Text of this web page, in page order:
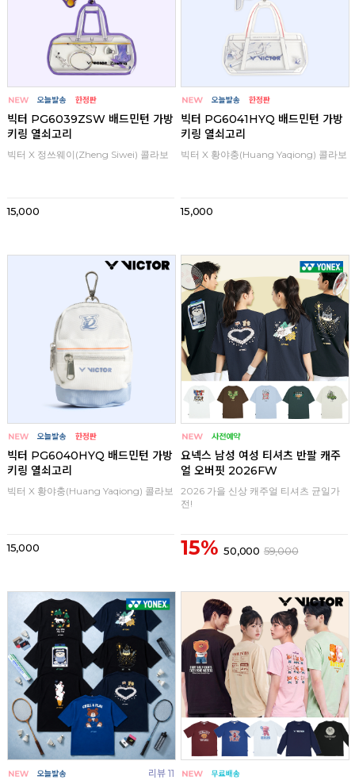
빅터 PG6039ZSW 배드민턴 가방
키링 열쇠고리
빅터 X 정쓰웨이(Zheng Siwei) 콜라보
15,000
빅터 PG6041HYQ 배드민턴 가방
키링 열쇠고리
빅터 X 황야충(Huang Yaqiong) 콜라보
15,000
빅터 PG6040HYQ 배드민턴 가방
키링 열쇠고리
빅터 X 황야충(Huang Yaqiong) 콜라보
15,000
요넥스 남성 여성 티셔츠 반팔 캐주
얼 오버핏 2026FW
2026 가을 신상 캐주얼 티셔츠 균일가
전!
15% 50,000 59,000
리뷰 11